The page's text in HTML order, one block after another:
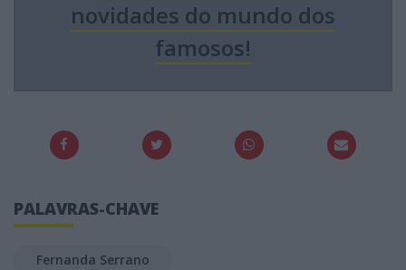
novidades do mundo dos
famosos!
PALAVRAS-CHAVE
Fernanda Serrano